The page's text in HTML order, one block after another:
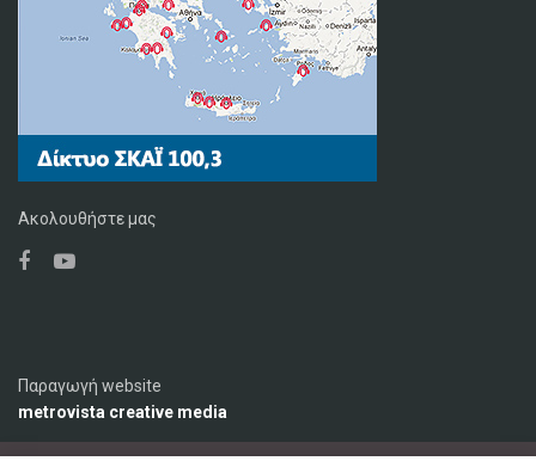
Ακολουθήστε μας
Παραγωγή website
metrovista creative media